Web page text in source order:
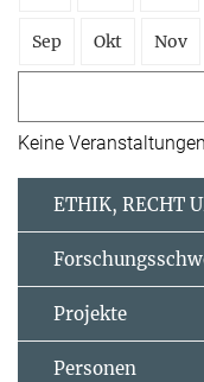
Sep Okt Nov
Keine Veranstaltungen
ETHIK, RECHT
Projekte
Personen